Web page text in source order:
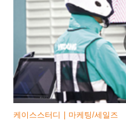
케이스스터디 마케팅/세일즈